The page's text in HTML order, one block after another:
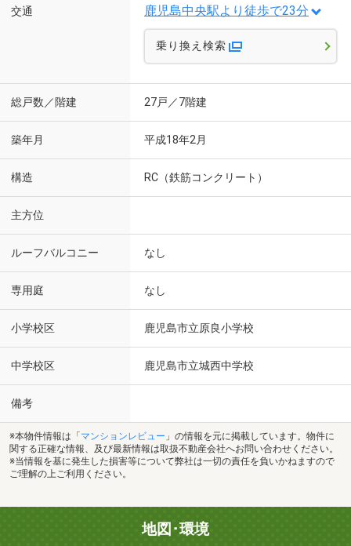
交通 鹿児島中央駅より徒歩で23分
乗り換え検索
総戸数／階建 27戸／7階建
築年月 平成18年2月
構造 RC（鉄筋コンクリート）
主方位
ルーフバルコニー なし
専用庭 なし
小学校区 鹿児島市立原良小学校
中学校区 鹿児島市立城西中学校
備考
※本物件情報は「 マンションレビュー 」の情報を元に掲載しています。物件に
関する正確な情報、及び最新情報は取扱不動産会社へお問い合わせください。
※当情報を基に発生した損害等について弊社は一切の責任を負いかねますので
ご理解の上ご利用ください。
地図･環境